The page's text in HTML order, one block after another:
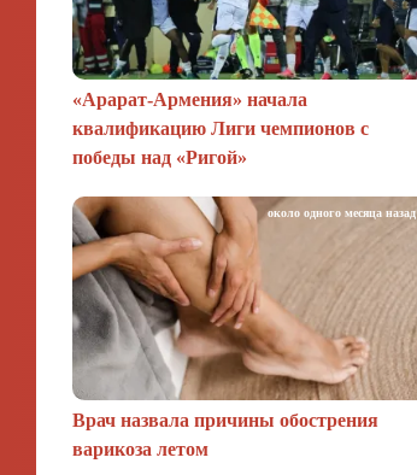
«Арарат‑Армения» начала
квалификацию Лиги чемпионов с
победы над «Ригой»
Врач назвала причины обострения
варикоза летом
около одного месяца назад